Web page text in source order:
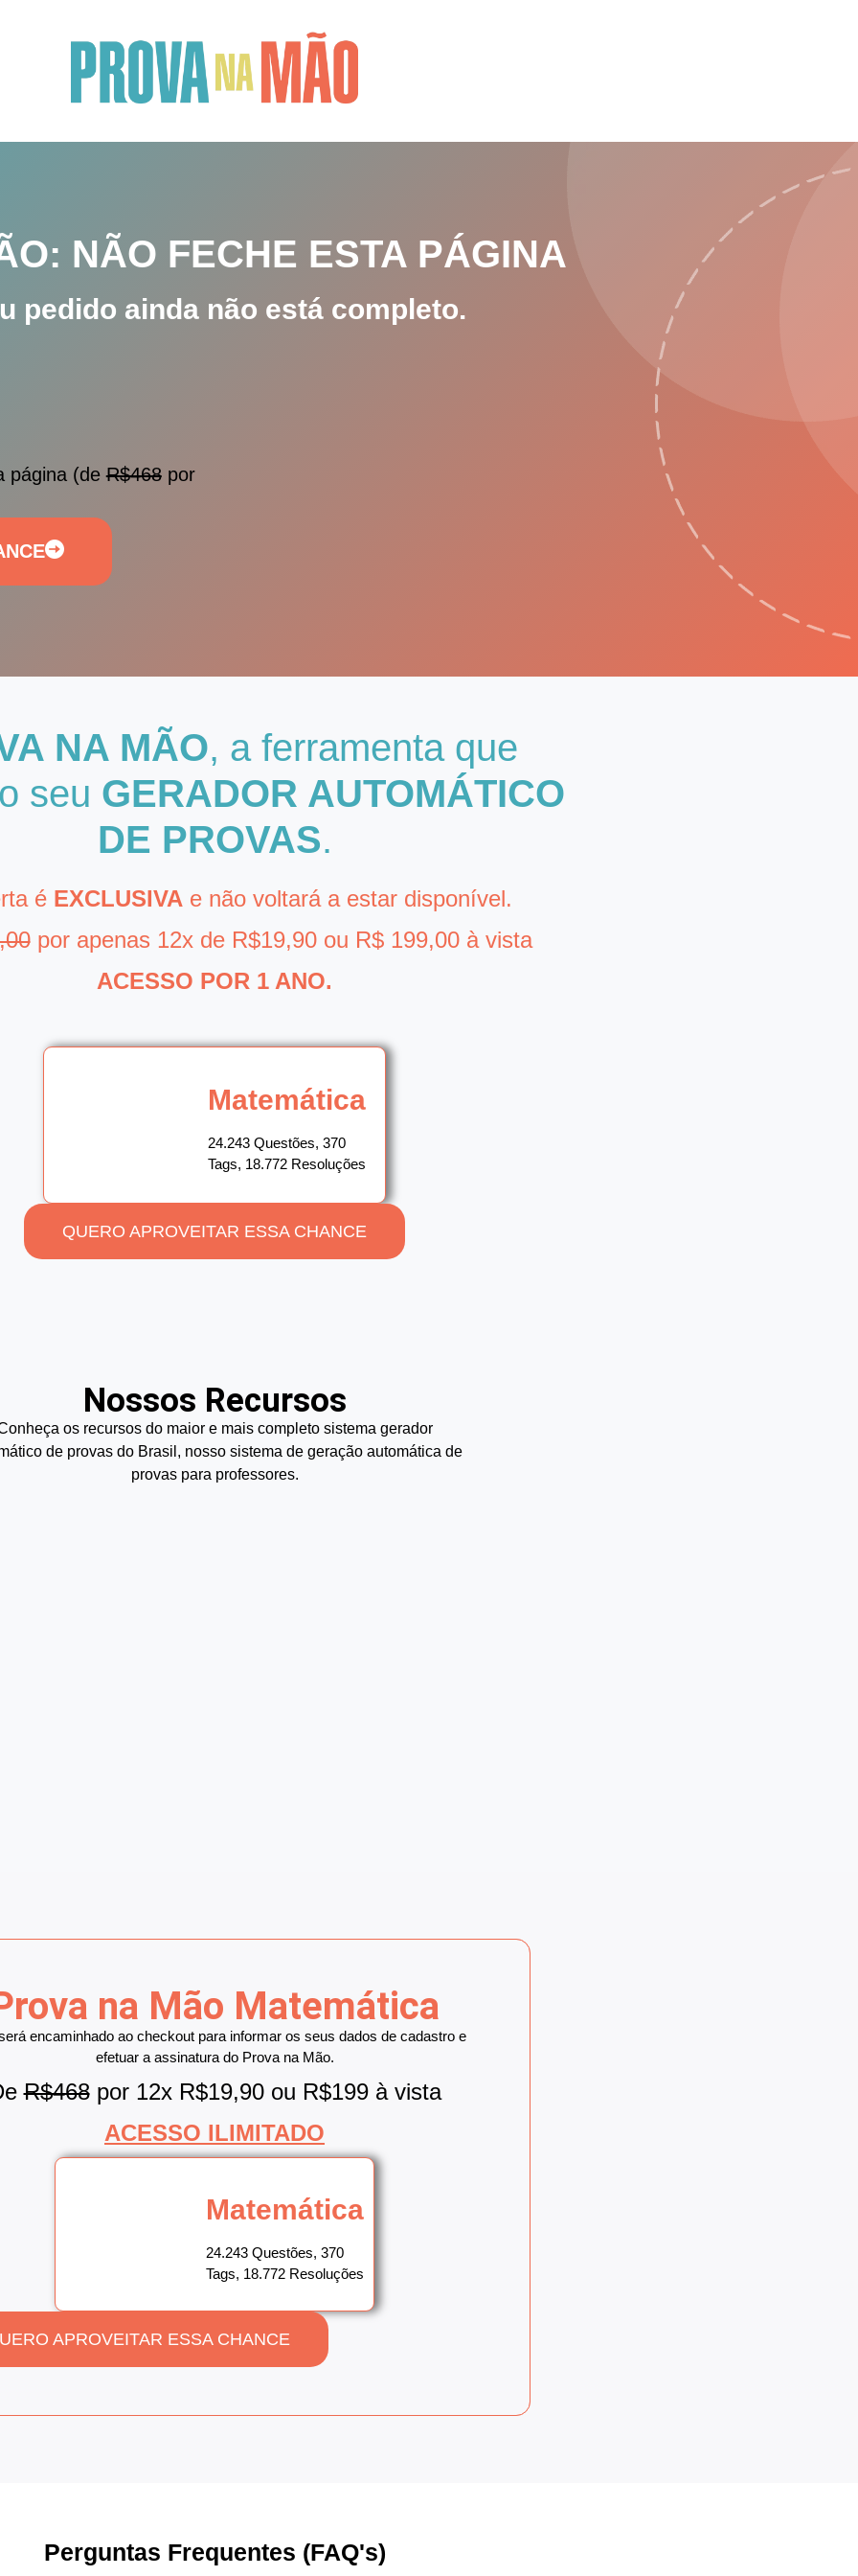
NÃO FECHE ESTA PÁGINA
pedido ainda não está completo.
página (deR$468por
NA MÃO, a ferramenta que
seu GERADOR AUTOMÁTICO
DE PROVAS.
é EXCLUSIVA e não voltará a estar disponível.
por apenas 12x de R$19,90 ou R$ 199,00 à vista
ACESSO POR 1 ANO.
Matemática
24.243 Questões, 370
Tags, 18.772 Resoluções
QUERO APROVEITAR ESSA CHANCE
Nossos Recursos
os recursos do maior e mais completo sistema gerador
de provas do Brasil, nosso sistema de geração automática de
provas para professores.
na Mão Matemática
encaminhado ao checkout para informar os seus dados de cadastro e
efetuar a assinatura do Prova na Mão.
R$468por 12x R$19,90 ou R$199 à vista
ACESSO ILIMITADO
Matemática
24.243 Questões, 370
Tags, 18.772 Resoluções
APROVEITAR ESSA CHANCE
Perguntas Frequentes (FAQ's)